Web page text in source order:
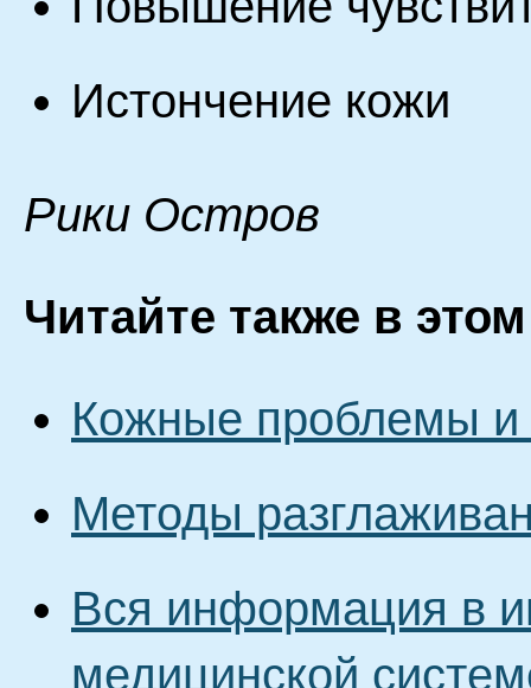
Истончение кожи
Pики Ocтpoв
Читайте также в
Кожные проблемы и
Методы
Вся информация в
медицинской